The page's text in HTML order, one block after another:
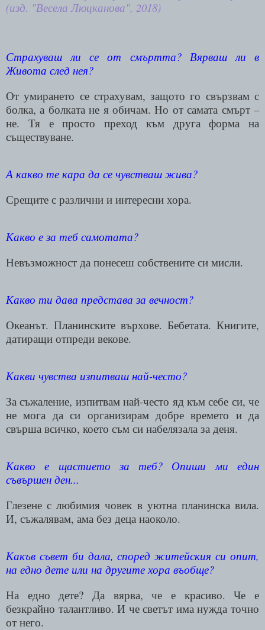
(изд. "Весела Люцканова", 2018)
Страхуваш ли се от смъртта? Вярваш ли в
Живота след нея?
От умирането се страхувам, защото го свързвам с
болка, а болката не я обичам. Но от самата смърт –
не. Тя е просто преход към друга форма на
съществуване.
А какво те кара да се чувстваш жива?
Срещите с различни и интересни хора.
Какво е за теб самотата?
Невъзможност да понесеш собствените си мисли.
Какво ти дава представа за вечност?
Океанът. Планинските върхове. Бебетата. Книгите,
датиращи отпреди векове.
Какви чувства изпитваш най-често?
За съжаление, изпитвам най-често яд към себе си, че
не мога да си организирам добре времето и да
свърша всичко, което съм си набелязала за деня.
Какво е щастието за теб? Опиши ми един
съвършен ден...
Глезене с любимия човек в уютна планинска вила.
И, съжалявам, ама без деца наоколо.
Какъв съвет би дала, според житейския си опит,
на едно дете или на другите хора въобще?
На едно дете? Да вярва, че е красиво. Че е
безкрайно талантливо. И че светът има нужда точно
от него.